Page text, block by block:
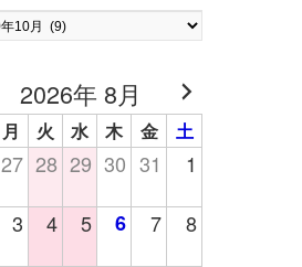
2026年 8月
月 火 水 木 金 土
27 28 29 30 31 1
3 4 5 6 7 8